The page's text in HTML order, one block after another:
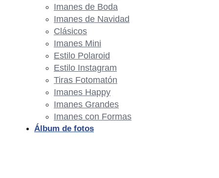
Imanes de Boda
Imanes de Navidad
Clásicos
Imanes Mini
Estilo Polaroid
Estilo Instagram
Tiras Fotomatón
Imanes Happy
Imanes Grandes
Imanes con Formas
Álbum de fotos